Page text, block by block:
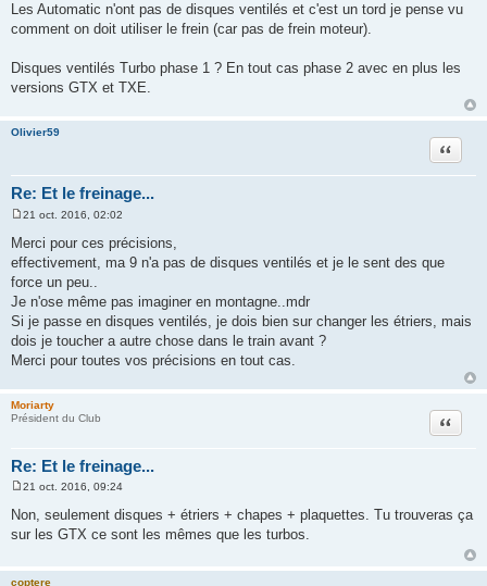
s
s
e
Les Automatic n'ont pas de disques ventilés et c'est un tord je pense vu
comment on doit utiliser le frein (car pas de frein moteur).
Disques ventilés Turbo phase 1 ? En tout cas phase 2 avec en plus les
versions GTX et TXE.
Olivier59
Re: Et le freinage...
Citation
s
s
g
e
21 oct. 2016, 02:02
Merci pour ces précisions,
effectivement, ma 9 n'a pas de disques ventilés et je le sent des que
force un peu..
Je n'ose même pas imaginer en montagne..mdr
Si je passe en disques ventilés, je dois bien sur changer les étriers, mais
dois je toucher a autre chose dans le train avant ?
Merci pour toutes vos précisions en tout cas.
Moriarty
Président du Club
Re: Et le freinage...
Citation
s
s
e
21 oct. 2016, 09:24
Non, seulement disques + étriers + chapes + plaquettes. Tu trouveras ça
sur les GTX ce sont les mêmes que les turbos.
coptere